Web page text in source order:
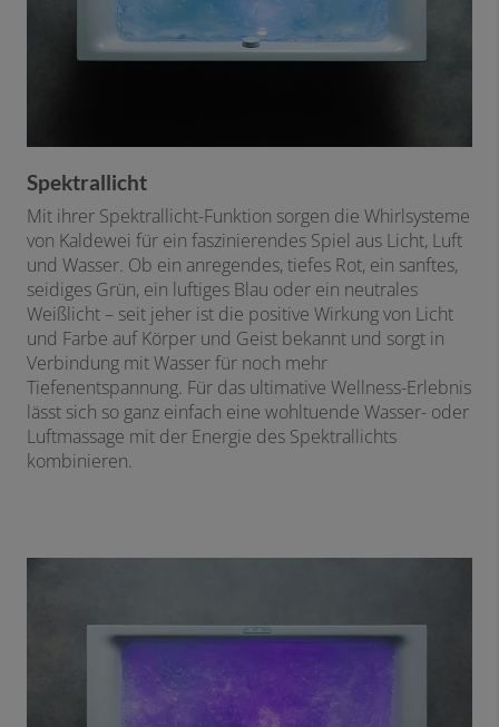
Spektrallicht
Mit ihrer Spektrallicht-Funktion sorgen die Whirlsysteme
von Kaldewei für ein faszinierendes Spiel aus Licht, Luft
und Wasser. Ob ein anregendes, tiefes Rot, ein sanftes,
seidiges Grün, ein luftiges Blau oder ein neutrales
Weißlicht – seit jeher ist die positive Wirkung von Licht
und Farbe auf Körper und Geist bekannt und sorgt in
Verbindung mit Wasser für noch mehr
Tiefenentspannung. Für das ultimative Wellness-Erlebnis
lässt sich so ganz einfach eine wohltuende Wasser- oder
Luftmassage mit der Energie des Spektrallichts
kombinieren.